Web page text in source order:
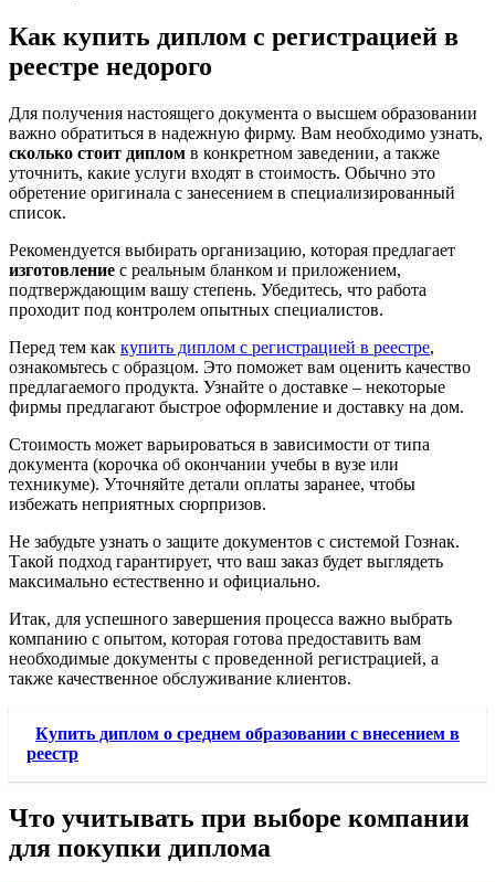
Как купить диплом с регистрацией в
реестре недорого
Для получения настоящего документа о высшем образовании
важно обратиться в надежную фирму. Вам необходимо узнать,
сколько стоит диплом в конкретном заведении, а также
уточнить, какие услуги входят в стоимость. Обычно это
обретение оригинала с занесением в специализированный
список.
Рекомендуется выбирать организацию, которая предлагает
изготовление с реальным бланком и приложением,
подтверждающим вашу степень. Убедитесь, что работа
проходит под контролем опытных специалистов.
Перед тем как купить диплом с регистрацией в реестре,
ознакомьтесь с образцом. Это поможет вам оценить качество
предлагаемого продукта. Узнайте о доставке – некоторые
фирмы предлагают быстрое оформление и доставку на дом.
Стоимость может варьироваться в зависимости от типа
документа (корочка об окончании учебы в вузе или
техникуме). Уточняйте детали оплаты заранее, чтобы
избежать неприятных сюрпризов.
Не забудьте узнать о защите документов с системой Гознак.
Такой подход гарантирует, что ваш заказ будет выглядеть
максимально естественно и официально.
Итак, для успешного завершения процесса важно выбрать
компанию с опытом, которая готова предоставить вам
необходимые документы с проведенной регистрацией, а
также качественное обслуживание клиентов.
Купить диплом о среднем образовании с внесением в
реестр
Что учитывать при выборе компании
для покупки диплома